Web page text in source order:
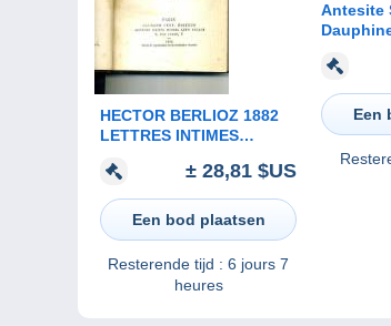
HECTOR BERLIOZ 1882
LETTRES INTIMES
PARTIE CUIR ET CARTON
± 28,81 $US
Een bod plaatsen
Resterende tijd : 6 jours 7
heures
Antesite
Andre
Een